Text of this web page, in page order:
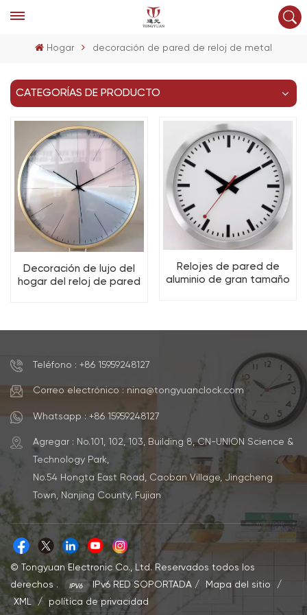
Hogar decoración de pared de reloj de metal
CATEGORÍAS DE PRODUCTO
Decoración de lujo del
hogar del reloj de pared
Relojes de pared de
aluminio de gran tamaño
Teléfono : +86 15959248127
Correo electrónico : nina@tongyuanclock.com
Whatsapp : +86 15959248127
Agregar : No.101, 102, 103, Building 8, CN-UNION Science &
Technology Park,
No.54 Hongta East Road, Caoban Village, Jingcheng
Town, Nanjing County, Fujian
© Tongyuan Electronic Co., Ltd. Reservados todos los
derechos .
IPv6 RED SOPORTADA/ Mapa del sitio
/
XML
/ política de privacidad